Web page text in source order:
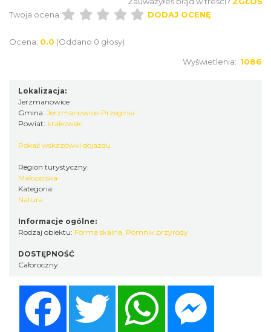
Twoja ocena:
DODAJ OCENĘ
Ocena: 0.0 (Oddano 0 głosy)
Wyświetlenia: 1086
Lokalizacja:
Jerzmanowice
Gmina: Jerzmanowice-Przeginia
Powiat: krakowski
Pokaż wskazówki dojazdu
Region turystyczny:
Małopolska
Kategoria:
Natura
Informacje ogólne:
Rodzaj obiektu: Forma skalna Pomnik przyrody
DOSTĘPNOŚĆ
Całoroczny
Twitter WhatsApp